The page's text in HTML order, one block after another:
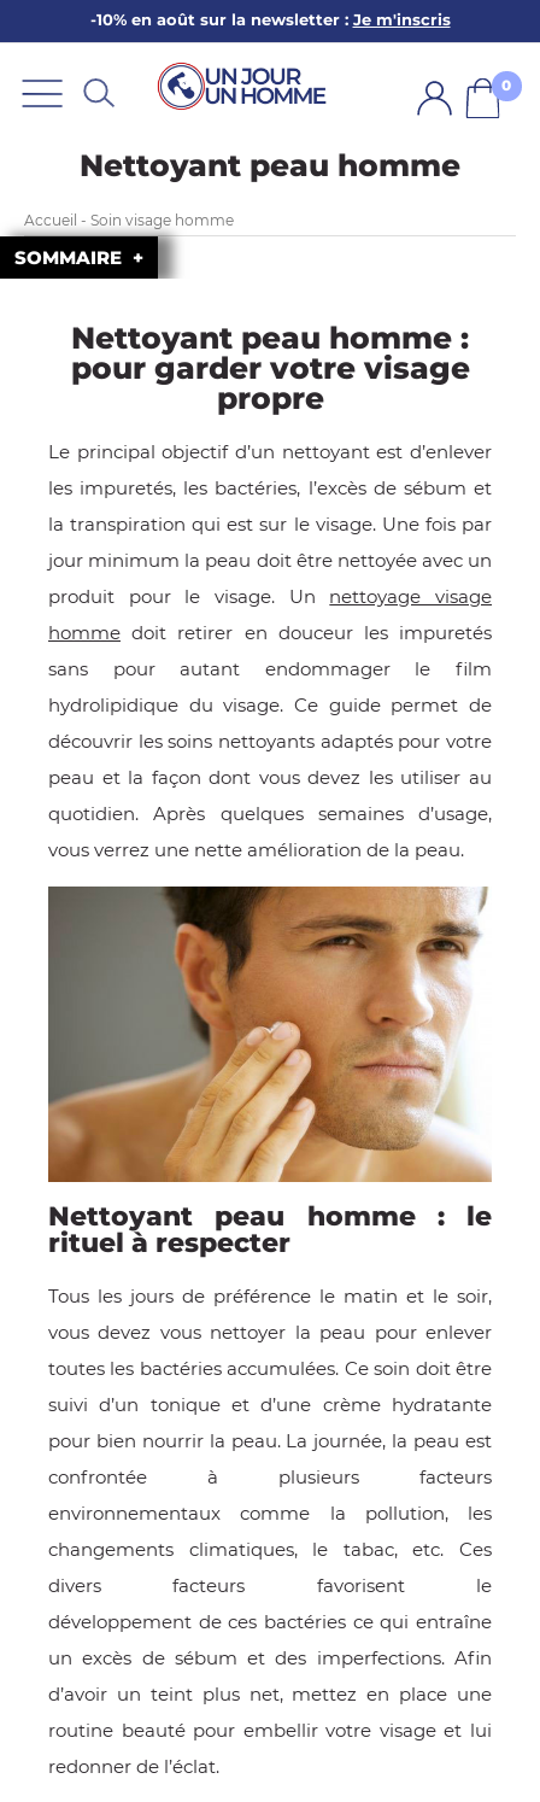
-10% en août sur la newsletter : Je m'inscris
0
LA BARBE
FRAICHE
Nettoyant peau homme
Accueil - Soin visage homme
SOMMAIRE
Nettoyant peau homme :
pour garder votre visage
propre
Le principal objectif d’un nettoyant est d’enlever
les impuretés, les bactéries, l’excès de sébum et
la transpiration qui est sur le visage. Une fois par
jour minimum la peau doit être nettoyée avec un
produit pour le visage. Un nettoyage visage
homme doit retirer en douceur les impuretés
sans pour autant endommager le film
hydrolipidique du visage. Ce guide permet de
découvrir les soins nettoyants adaptés pour votre
peau et la façon dont vous devez les utiliser au
quotidien. Après quelques semaines d’usage,
vous verrez une nette amélioration de la peau.
Nettoyant peau homme : le
rituel à respecter
Tous les jours de préférence le matin et le soir,
vous devez vous nettoyer la peau pour enlever
toutes les bactéries accumulées. Ce soin doit être
suivi d’un tonique et d’une crème hydratante
pour bien nourrir la peau. La journée, la peau est
confrontée à plusieurs facteurs
environnementaux comme la pollution, les
changements climatiques, le tabac, etc. Ces
divers facteurs favorisent le
développement de ces bactéries ce qui entraîne
un excès de sébum et des imperfections. Afin
d’avoir un teint plus net, mettez en place une
routine beauté pour embellir votre visage et lui
redonner de l’éclat.